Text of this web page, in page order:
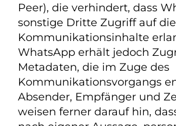
Peer), die verhindert, dass
sonstige Dritte Zugriff auf die
Kommunikationsinhalte
WhatsApp erhält jedoch
Metadaten, die im Zuge des
Kommunikationsvorgangs
Absender, Empfänger und
weisen ferner darauf hin,